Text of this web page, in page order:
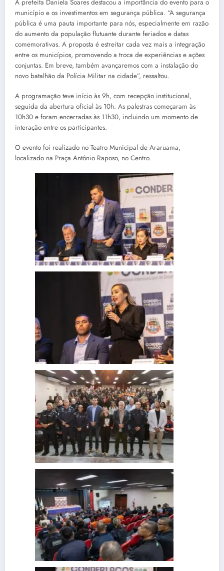
A prefeita Daniela Soares destacou a importância do evento para o
município e os investimentos em segurança pública. “A segurança
pública é uma pauta importante para nós, especialmente em razão
do aumento da população flutuante durante feriados e datas
comemorativas. A proposta é estreitar cada vez mais a integração
entre os municípios, promovendo a troca de experiências e ações
conjuntas. Em breve, também avançaremos com a instalação do
novo batalhão da Polícia Militar na cidade”, ressaltou.
A programação teve início às 9h, com recepção institucional,
seguida da abertura oficial às 10h. As palestras começaram às
10h30 e foram encerradas às 11h30, incluindo um momento de
interação entre os participantes.
O evento foi realizado no Teatro Municipal de Araruama,
localizado na Praça Antônio Raposo, no Centro.